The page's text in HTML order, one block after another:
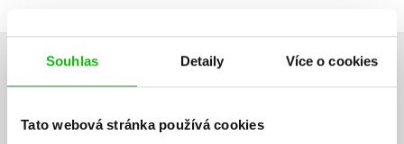
Souhlas Detaily Více o cookies
Tato webová stránka používá cookies
HODNOCENÍ ČTENÁŘŮ
V současné době nejsou vytvořena žádná uživatelská hodnocení.